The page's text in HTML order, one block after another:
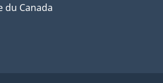
du Canada